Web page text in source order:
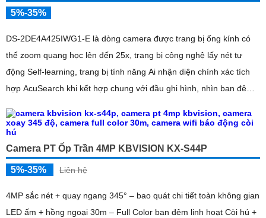
5%-35%
DS-2DE4A425IWG1-E là dòng camera được trang bị ống kính có
thể zoom quang học lên đến 25x, trang bị công nghệ lấy nét tự
động Self-learning, trang bị tính năng Ai nhận diện chính xác tích
hợp AcuSearch khi kết hợp chung với đầu ghi hình, nhìn ban đêm
Camera PT Ốp Trần 4MP KBVISION KX-S44P
5%-35% Liên hệ
4MP sắc nét + quay ngang 345° – bao quát chi tiết toàn không gian
LED ấm + hồng ngoại 30m – Full Color ban đêm linh hoạt Còi hú +